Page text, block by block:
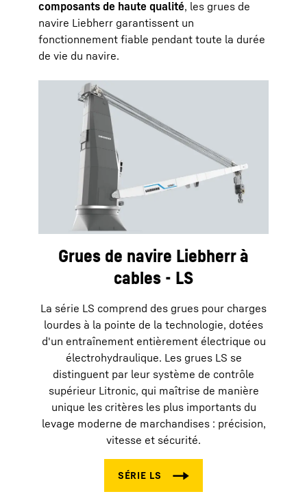
composants de haute qualité, les grues de
navire Liebherr garantissent un
fonctionnement fiable pendant toute la durée
de vie du navire.
Grues de navire Liebherr à
cables - LS
La série LS comprend des grues pour charges
lourdes à la pointe de la technologie, dotées
d'un entraînement entièrement électrique ou
électrohydraulique. Les grues LS se
distinguent par leur système de contrôle
supérieur Litronic, qui maîtrise de manière
unique les critères les plus importants du
levage moderne de marchandises : précision,
vitesse et sécurité.